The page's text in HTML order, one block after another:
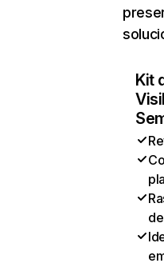
Kit